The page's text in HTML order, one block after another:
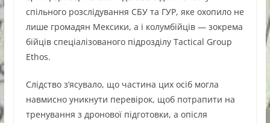
спільного розслідування СБУ та ГУР, яке охопило не
лише громадян Мексики, а і колумбійців — зокрема
бійців спеціалізованого підрозділу Tactical Group
Ethos.
Слідство з’ясувало, що частина цих осіб могла
навмисно уникнути перевірок, щоб потрапити на
тренування з дронової підготовки, а опісля